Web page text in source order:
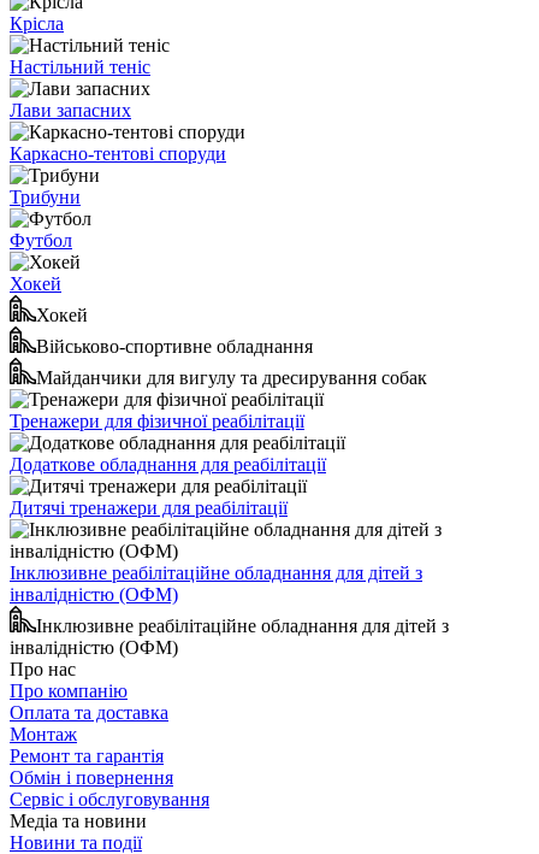
Крісла
Настільний теніс
Лави запасних
Каркасно-тентові споруди
Трибуни
Футбол
Хокей
Хокей
Військово-спортивне обладнання
Майданчики для вигулу та дресирування собак
Тренажери для фізичної реабілітації
Додаткове обладнання для реабілітації
Дитячі тренажери для реабілітації
Інклюзивне реабілітаційне обладнання для дітей з
інвалідністю (ОФМ)
Інклюзивне реабілітаційне обладнання для дітей з
інвалідністю (ОФМ)
Про нас
Про компанію
Оплата та доставка
Монтаж
Ремонт та гарантія
Обмін і повернення
Сервіс і обслуговування
Медіа та новини
Новини та події